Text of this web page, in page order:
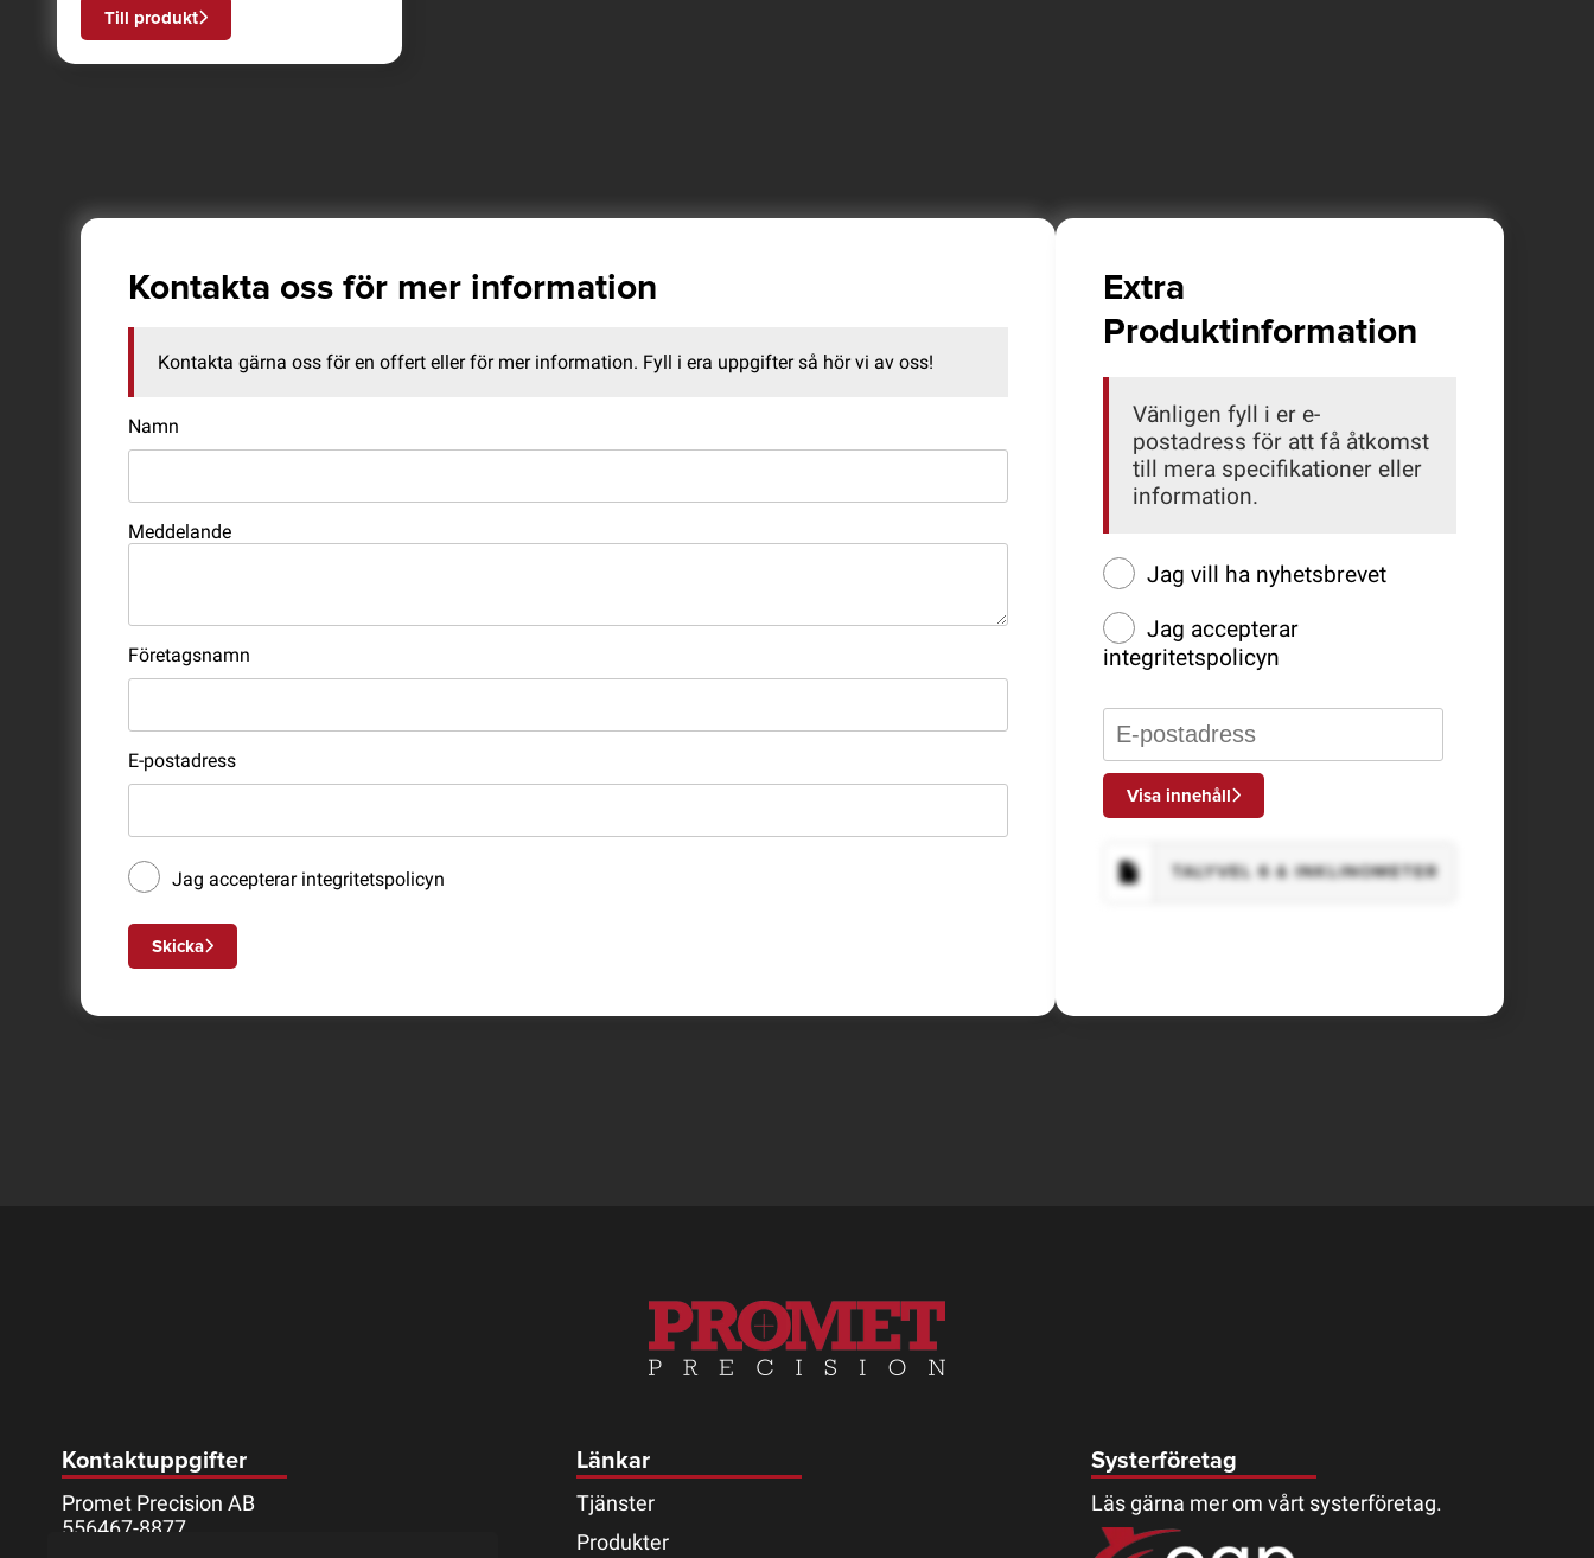
Till produkt
Kontakta oss för mer information
Kontakta gärna oss för en offert eller för mer information. Fyll i era uppgifter så hör vi av oss!
Namn
Meddelande
Företagsnamn
E-postadress
Jag accepterar integritetspolicyn
Skicka
Extra
Produktinformation
Vänligen fyll i er e-
postadress för att få åtkomst
till mera specifikationer eller
information.
Jag vill ha nyhetsbrevet
Jag accepterar
integritetspolicyn
Visa innehåll
TALYVEL 6 & INKLINOMETER
Kontaktuppgifter
Promet Precision AB
556467-8877
Länkar
Tjänster
Produkter
Systerföretag
Läs gärna mer om vårt systerföretag.